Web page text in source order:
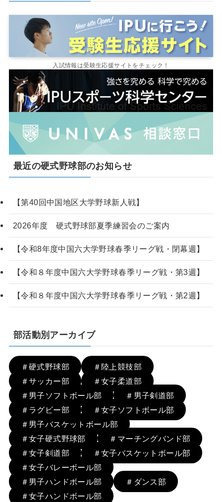
入試情報は受験生応援サイトをチェック！
最近の硬式野球部のお知らせ
【第40回中国地区大学野球新人戦】
2026年度 硬式野球部夏季練習会のご案内
【令和8年度中国六大学野球春季リーグ戦・閉幕週】
【令和８年度中国六大学野球春季リーグ戦・第3週】
【令和８年度中国六大学野球春季リーグ戦・第2週】
部活動別アーカイブ
＃硬式野球部
＃陸上競技部
＃サッカー部
＃女子柔道部
＃男子ソフトボール部
＃男子剣道部
＃ラグビー部
＃女子ソフトボール部
＃男子バスケットボール部
＃女子硬式野球部
＃マーチングバンド部
＃女子剣道部
＃女子バスケットボール部
＃女子バレーボール部
＃男子ハンドボール部
＃ダンス部
＃女子ハンドボール部